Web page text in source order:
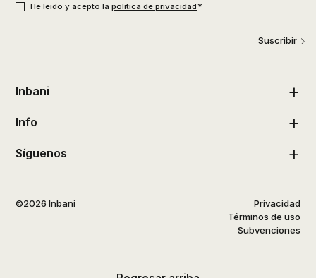
He leído y acepto la política de privacidad*
Suscribir
Inbani
Info
Síguenos
©2026 Inbani
Privacidad
Términos de uso
Subvenciones